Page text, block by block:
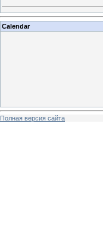
Calendar
Полная версия сайта